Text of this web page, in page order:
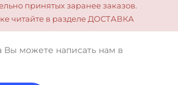
принятых заранее заказов.
читайте в разделе ДОСТАВКА
Вы можете написать нам в